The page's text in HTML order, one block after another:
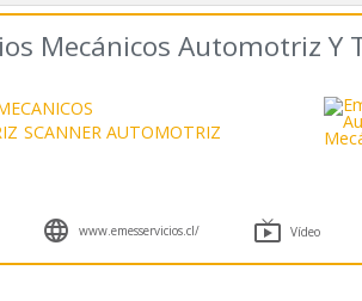
Mecánicos Automotriz Y
SCANNER AUTOMOTRIZ
 www.emesservicios.cl/  Vídeo